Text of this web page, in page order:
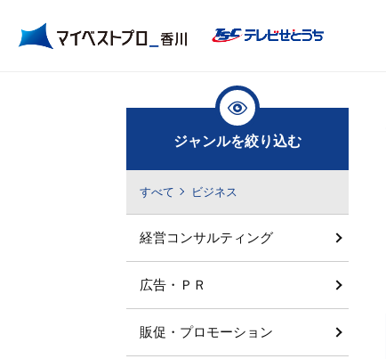
ジャンルを絞り込む
すべて ビジネス
経営コンサルティング
広告・ＰＲ
販促・プロモーション